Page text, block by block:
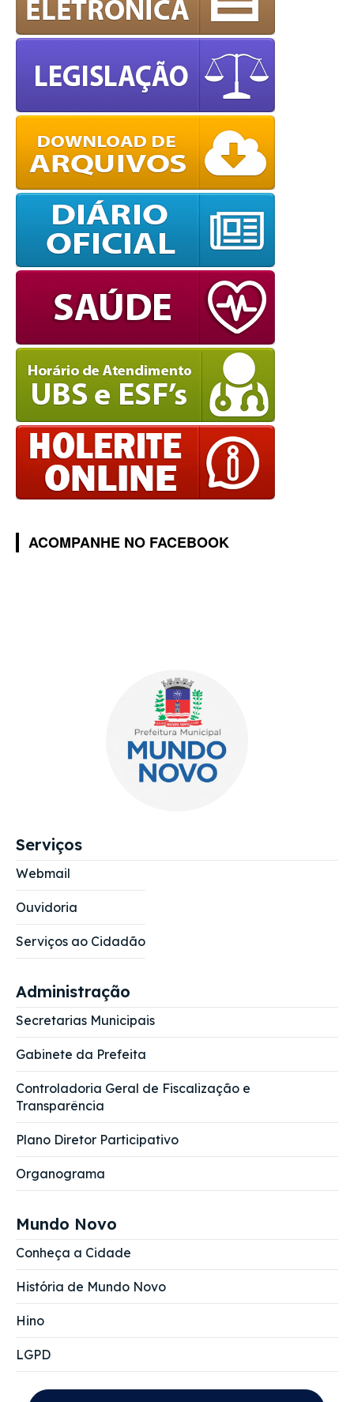
ACOMPANHE NO FACEBOOK
Serviços
Webmail
Ouvidoria
Serviços ao Cidadão
Administração
Secretarias Municipais
Gabinete da Prefeita
Controladoria Geral de Fiscalização e
Transparência
Plano Diretor Participativo
Organograma
Mundo Novo
Conheça a Cidade
História de Mundo Novo
Hino
LGPD